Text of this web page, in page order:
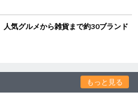
気グルメから雑貨まで約30ブランド
もっと見る